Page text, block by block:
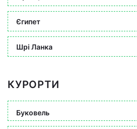
Єгипет
Шрі Ланка
КУРОРТИ
Буковель